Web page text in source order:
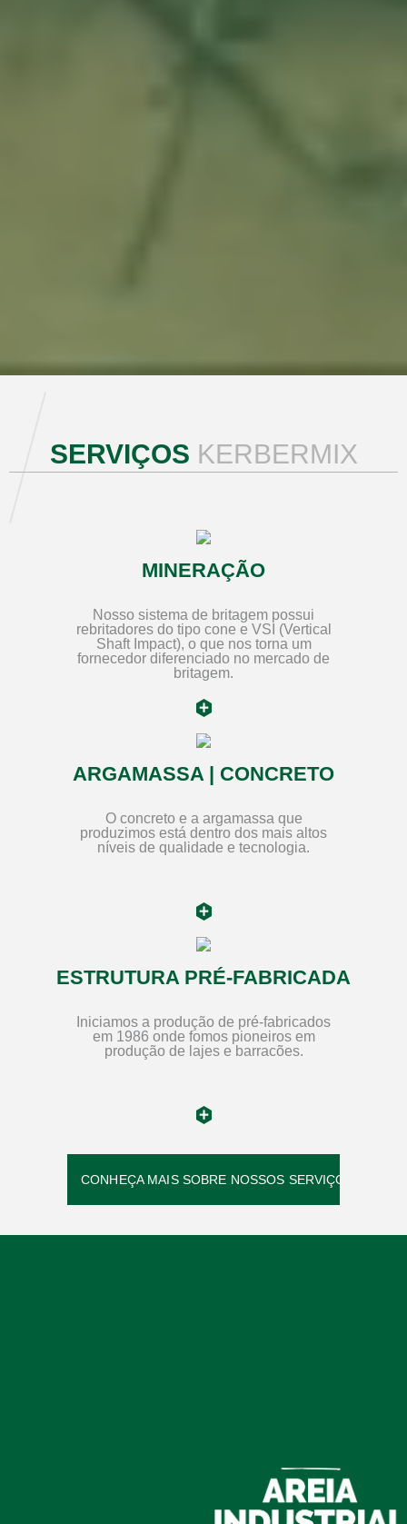
SERVIÇOS KERBERMIX
MINERAÇÃO
Nosso sistema de britagem possui
rebritadores do tipo cone e VSI (Vertical
Shaft Impact), o que nos torna um
fornecedor diferenciado no mercado de
britagem.
ARGAMASSA | CONCRETO
O concreto e a argamassa que
produzimos está dentro dos mais altos
níveis de qualidade e tecnologia.
ESTRUTURA PRÉ-FABRICADA
Iniciamos a produção de pré-fabricados
em 1986 onde fomos pioneiros em
produção de lajes e barracões.
CONHEÇA MAIS SOBRE NOSSOS SERVIÇOS